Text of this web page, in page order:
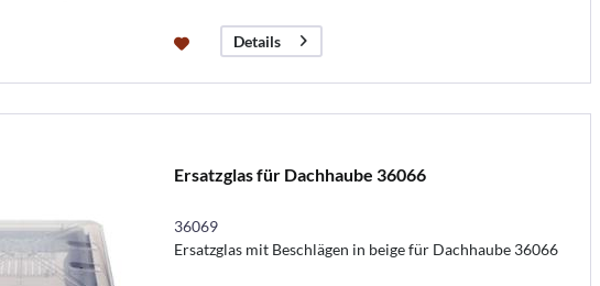
Details
Ersatzglas für Dachhaube 36066
36069
Ersatzglas mit Beschlägen in beige für Dachhaube 36066